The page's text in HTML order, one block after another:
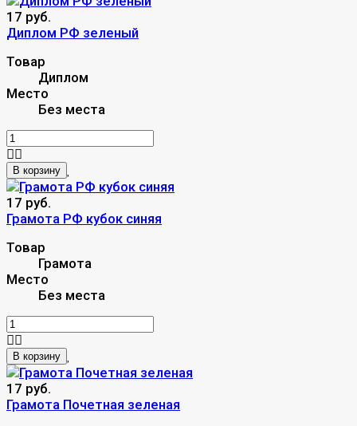
17 руб.
Диплом РФ зеленый
Товар
Диплом
Место
Без места
В корзину
17 руб.
Грамота РФ кубок синяя
Товар
Грамота
Место
Без места
В корзину
17 руб.
Грамота Почетная зеленая